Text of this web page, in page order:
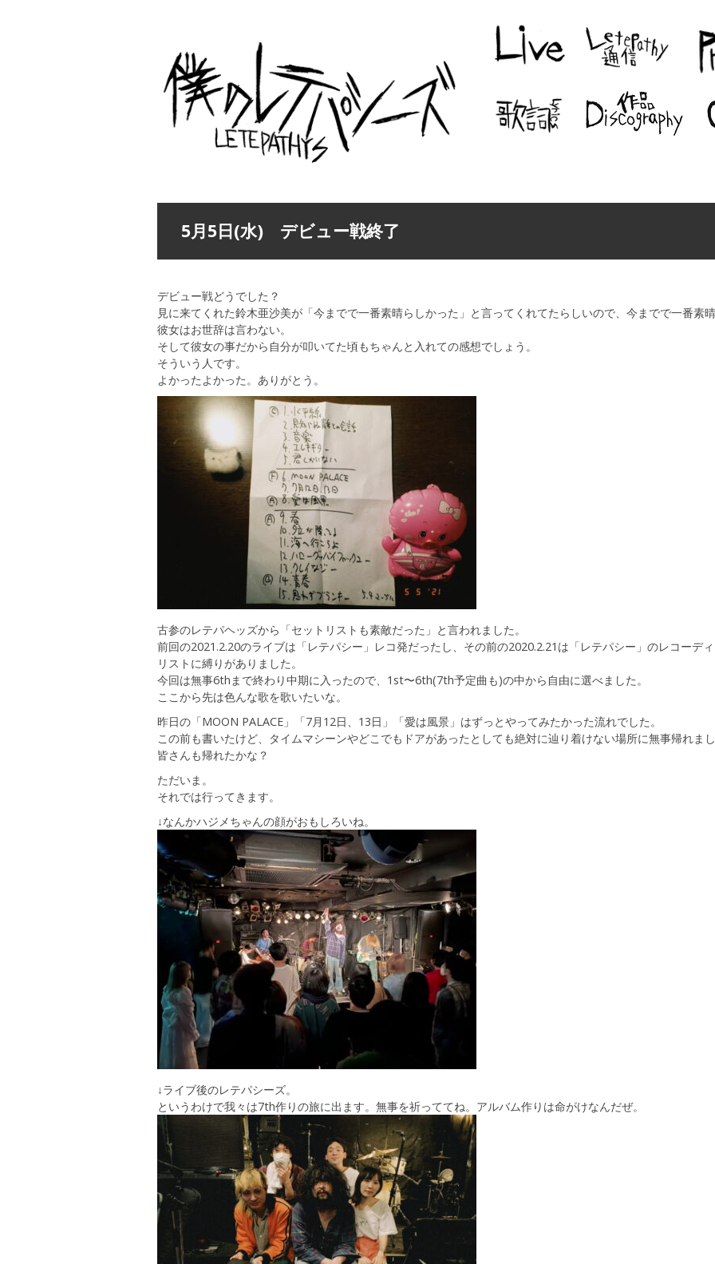
5月5日(水) デビュー戦終了
デビュー戦どうでした？
見に来てくれた鈴木亜沙美が「今までで一番素晴らしかった」と言ってくれてたらしいので、今までで一番素
彼女はお世辞は言わない。
そして彼女の事だから自分が叩いてた頃もちゃんと入れての感想でしょう。
そういう人です。
よかったよかった。ありがとう。
古参のレテパヘッズから「セットリストも素敵だった」と言われました。
前回の2021.2.20のライブは「レテパシー」レコ発だったし、その前の2020.2.21は「レテパシー」のレコーデ
リストに縛りがありました。
今回は無事6thまで終わり中期に入ったので、1st〜6th(7th予定曲も)の中から自由に選べました。
ここから先は色んな歌を歌いたいな。
昨日の「MOON PALACE」「7月12日、13日」「愛は風景」はずっとやってみたかった流れでした。
この前も書いたけど、タイムマシーンやどこでもドアがあったとしても絶対に辿り着けない場所に無事帰れま
皆さんも帰れたかな？
ただいま。
それでは行ってきます。
↓なんかハジメちゃんの顔がおもしろいね。
↓ライブ後のレテパシーズ。
というわけで我々は7th作りの旅に出ます。無事を祈っててね。アルバム作りは命がけなんだぜ。